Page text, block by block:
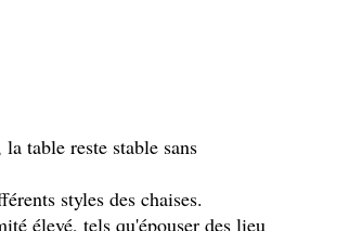
table reste stable sans
styles des chaises.
élevé, tels qu'épouser des lieu